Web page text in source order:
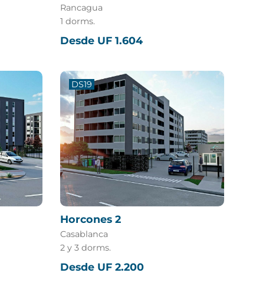
Rancagua
1 dorms.
Desde UF 1.604
DS19
Horcones 2
Casablanca
2 y 3 dorms.
Desde UF 2.200